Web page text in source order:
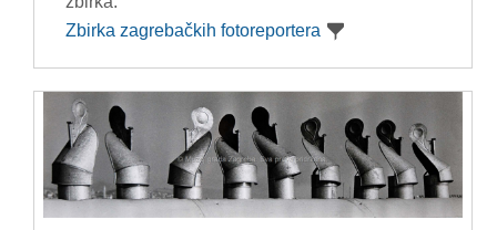
Zbirka zagrebačkih fotoreportera